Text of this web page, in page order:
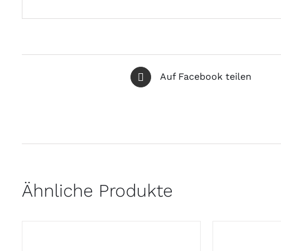
Auf Facebook teilen
Ähnliche Produkte